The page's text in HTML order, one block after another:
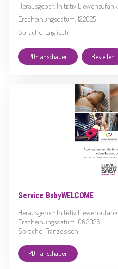
Herausgeber: Initiativ Liewensufank
Erscheinungsdatum: 12.2025
Sprache: Englisch
PDF anschauen Bestellen
Service BabyWELCOME
Herausgeber: Initiativ Liewensufank
Erscheinungsdatum: 06.2026
Sprache: Französisch
PDF anschauen